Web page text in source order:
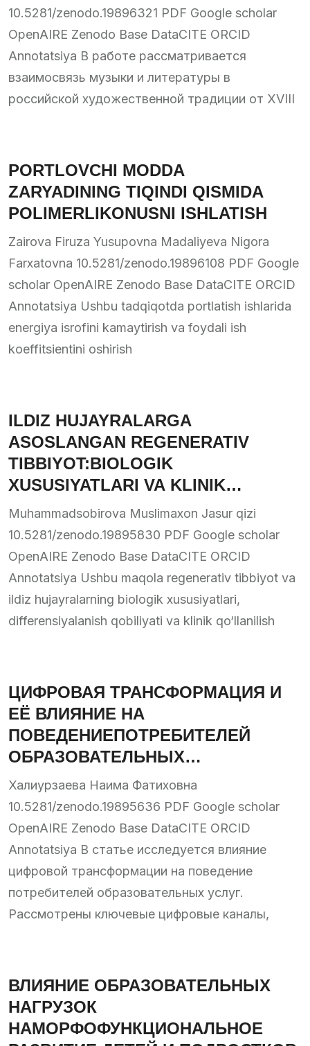
10.5281/zenodo.19896321 PDF Google scholar
OpenAIRE Zenodo Base DataCITE ORCID
Annotatsiya В работе рассматривается
взаимосвязь музыки и литературы в
российской художественной традиции от XVIII
PORTLOVCHI MODDA
ZARYADINING TIQINDI QISMIDA
POLIMERLIKONUSNI ISHLATISH
Zairova Firuza Yusupovna Madaliyeva Nigora
Farxatovna 10.5281/zenodo.19896108 PDF Google
scholar OpenAIRE Zenodo Base DataCITE ORCID
Annotatsiya Ushbu tadqiqotda portlatish ishlarida
energiya isrofini kamaytirish va foydali ish
koeffitsientini oshirish
ILDIZ HUJAYRALARGA
ASOSLANGAN REGENERATIV
TIBBIYOT:BIOLOGIK
XUSUSIYATLARI VA KLINIK
QO‘LLANILISH SAMARADORLIGI
Muhammadsobirova Muslimaxon Jasur qizi
10.5281/zenodo.19895830 PDF Google scholar
OpenAIRE Zenodo Base DataCITE ORCID
Annotatsiya Ushbu maqola regenerativ tibbiyot va
ildiz hujayralarning biologik xususiyatlari,
differensiyalanish qobiliyati va klinik qo‘llanilish
ЦИФРОВАЯ ТРАНСФОРМАЦИЯ И
ЕЁ ВЛИЯНИЕ НА
ПОВЕДЕНИЕПОТРЕБИТЕЛЕЙ
ОБРАЗОВАТЕЛЬНЫХ
УСЛУГ:ТЕНДЕНЦИИ, ФАКТОРЫ И
ПЕРСПЕКТИВЫ
Халиурзаева Наима Фатиховна
10.5281/zenodo.19895636 PDF Google scholar
OpenAIRE Zenodo Base DataCITE ORCID
Annotatsiya В статье исследуется влияние
цифровой трансформации на поведение
потребителей образовательных услуг.
Рассмотрены ключевые цифровые каналы,
ВЛИЯНИЕ ОБРАЗОВАТЕЛЬНЫХ
НАГРУЗОК
НАМОРФОФУНКЦИОНАЛЬНОЕ